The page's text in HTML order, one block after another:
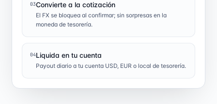
03Convierte a la cotización
El FX se bloquea al confirmar; sin sorpresas en la
moneda de tesorería.
04Liquida en tu cuenta
Payout diario a tu cuenta USD, EUR o local de tesorería.